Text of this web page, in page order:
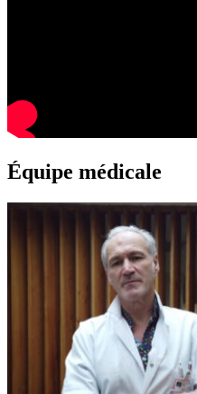
Équipe médicale